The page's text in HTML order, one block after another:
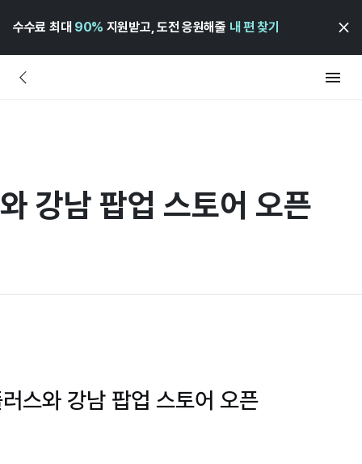
수수료 최대 90% 지원받고, 도전 응원해줄 내 편 찾기
강남 팝업 스토어 오픈
스와 강남 팝업 스토어 오픈